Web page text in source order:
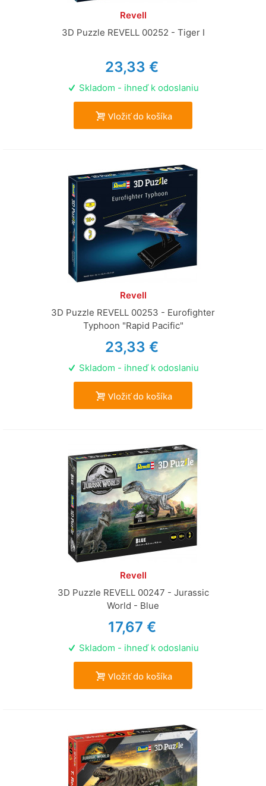
Revell
3D Puzzle REVELL 00252 - Tiger I
23,33 €
Skladom - ihneď k odoslaniu
Vložiť do košíka
Revell
3D Puzzle REVELL 00253 - Eurofighter
Typhoon "Rapid Pacific"
23,33 €
Skladom - ihneď k odoslaniu
Vložiť do košíka
Revell
3D Puzzle REVELL 00247 - Jurassic
World - Blue
17,67 €
Skladom - ihneď k odoslaniu
Vložiť do košíka